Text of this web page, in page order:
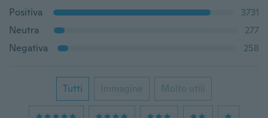
Positiva
3731
Neutra
277
Negativa
258
Tutti Immagine Molto utili